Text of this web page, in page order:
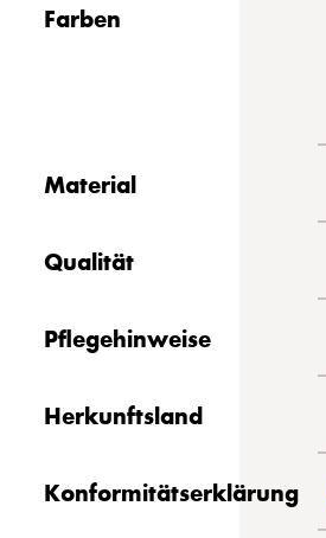
Farben
Material
Qualität
Pflegehinweise
Herkunftsland
Konformitätserklärung